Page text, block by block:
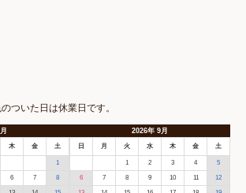
ついた日は休業日です。
木 金 土
1
6 7 8
2026年9月
日 月 火 水 木 金 土
1 2 3 4 5
6 7 8 9 10 11 12